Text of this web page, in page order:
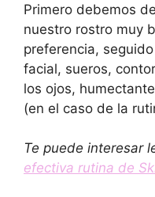
Primero debemos
nuestro rostro muy
preferencia,
facial, sueros,
los ojos,
(en el caso de la
Te puede interesar
efectiva rutina de